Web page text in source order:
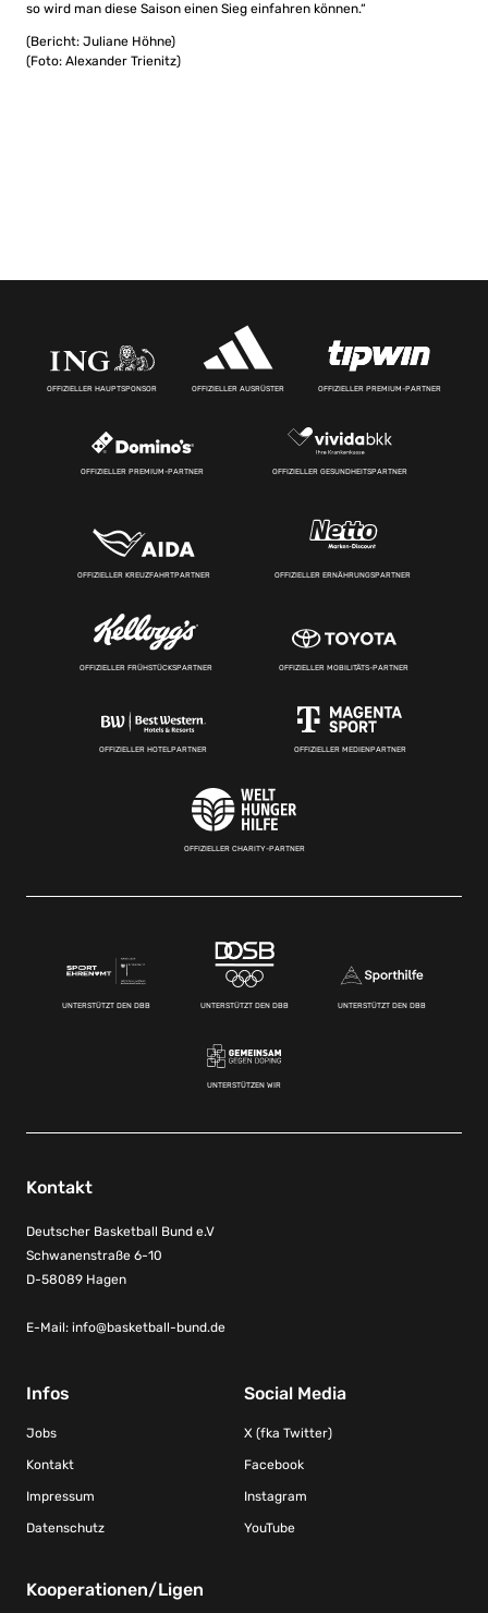
so wird man diese Saison einen Sieg einfahren können.“
(Bericht: Juliane Höhne)
(Foto: Alexander Trienitz)
OFFIZIELLER HAUPTSPONSOR OFFIZIELLER AUSRÜSTER OFFIZIELLER PREMIUM-PARTNER
OFFIZIELLER PREMIUM-PARTNER OFFIZIELLER GESUNDHEITSPARTNER
OFFIZIELLER KREUZFAHRTPARTNER OFFIZIELLER ERNÄHRUNGSPARTNER
OFFIZIELLER FRÜHSTÜCKSPARTNER OFFIZIELLER MOBILITÄTS-PARTNER
OFFIZIELLER HOTELPARTNER OFFIZIELLER MEDIENPARTNER
OFFIZIELLER CHARITY-PARTNER
UNTERSTÜTZT DEN DBB UNTERSTÜTZT DEN DBB UNTERSTÜTZT DEN DBB
UNTERSTÜTZEN WIR
Kontakt
Deutscher Basketball Bund e.V
Schwanenstraße 6-10
D-58089 Hagen
E-Mail: info@basketball-bund.de
Infos
Jobs
Kontakt
Impressum
Datenschutz
Social Media
X (fka Twitter)
Facebook
Instagram
YouTube
Kooperationen/Ligen